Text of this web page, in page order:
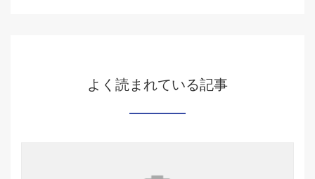
よく読まれている記事